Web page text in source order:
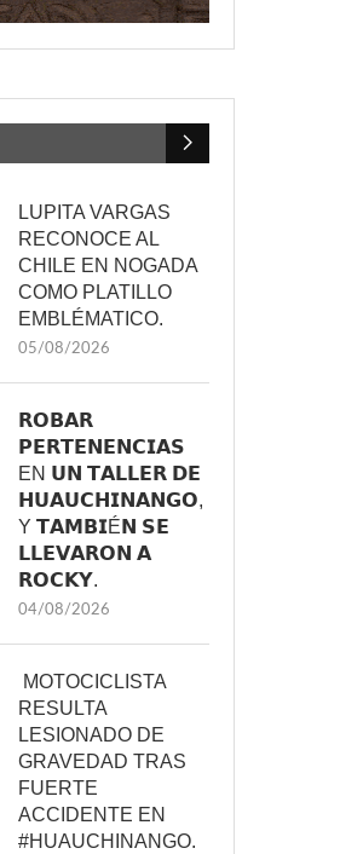
LUPITA VARGAS
RECONOCE AL
CHILE EN NOGADA
COMO PLATILLO
EMBLÉMATICO.
05/08/2026
𝗥𝗢𝗕𝗔𝗥
𝗣𝗘𝗥𝗧𝗘𝗡𝗘𝗡𝗖𝗜𝗔𝗦
EN 𝗨𝗡 𝗧𝗔𝗟𝗟𝗘𝗥 𝗗𝗘
𝗛𝗨𝗔𝗨𝗖𝗛𝗜𝗡𝗔𝗡𝗚𝗢,
Y 𝗧𝗔𝗠𝗕𝗜É𝗡 𝗦𝗘
𝗟𝗟𝗘𝗩𝗔𝗥𝗢𝗡 𝗔
𝗥𝗢𝗖𝗞𝗬.
04/08/2026
MOTOCICLISTA
RESULTA
LESIONADO DE
GRAVEDAD TRAS
FUERTE
ACCIDENTE EN
#HUAUCHINANGO.